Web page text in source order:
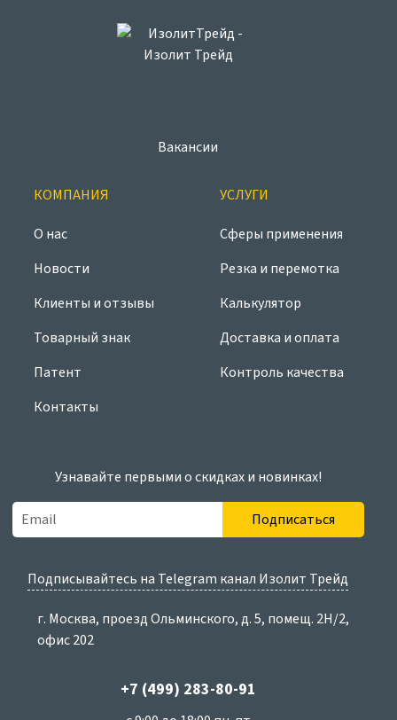
Вакансии
КОМПАНИЯ
О нас
Новости
Клиенты и отзывы
Товарный знак
Патент
Контакты
УСЛУГИ
Сферы применения
Резка и перемотка
Калькулятор
Доставка и оплата
Контроль качества
Узнавайте первыми о скидках и новинках!
Подписаться
Подписывайтесь на Telegram канал Изолит Трейд
г. Москва, проезд Ольминского, д. 5, помещ. 2Н/2,
офис 202
+7 (499) 283-80-91